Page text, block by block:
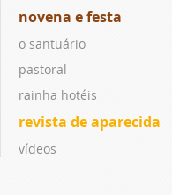
novena e festa
o santuário
pastoral
rainha hotéis
revista de aparecida
vídeos